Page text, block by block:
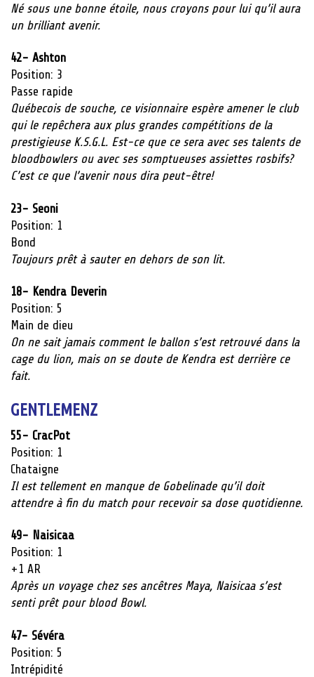
Né sous une bonne étoile, nous croyons pour lui qu’il aura
un brilliant avenir.
42- Ashton
Position: 3
Passe rapide
Québecois de souche, ce visionnaire espère amener le club
qui le repêchera aux plus grandes compétitions de la
prestigieuse K.S.G.L. Est-ce que ce sera avec ses talents de
bloodbowlers ou avec ses somptueuses assiettes rosbifs?
C’est ce que l’avenir nous dira peut-être!
23- Seoni
Position: 1
Bond
Toujours prêt à sauter en dehors de son lit.
18- Kendra Deverin
Position: 5
Main de dieu
On ne sait jamais comment le ballon s’est retrouvé dans la
cage du lion, mais on se doute de Kendra est derrière ce
fait.
GENTLEMENZ
55- CracPot
Position: 1
Chataigne
Il est tellement en manque de Gobelinade qu’il doit
attendre à fin du match pour recevoir sa dose quotidienne.
49- Naisicaa
Position: 1
+1 AR
Après un voyage chez ses ancêtres Maya, Naisicaa s’est
senti prêt pour blood Bowl.
47- Sévéra
Position: 5
Intrépidité